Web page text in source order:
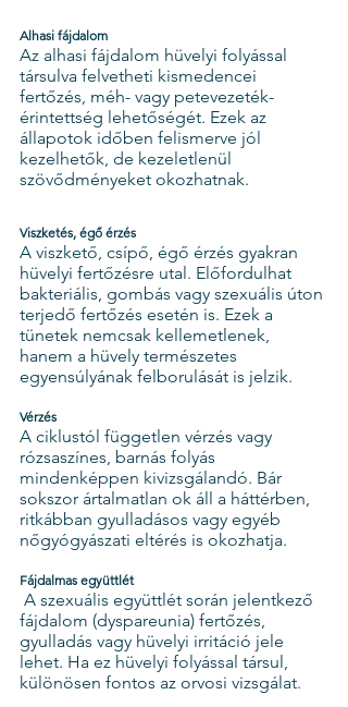
Alhasi fájdalom
Az alhasi fájdalom hüvelyi folyással
társulva felvetheti kismedencei
fertőzés, méh- vagy petevezeték-
érintettség lehetőségét. Ezek az
állapotok időben felismerve jól
kezelhetők, de kezeletlenül
szövődményeket okozhatnak.
Viszketés, égő érzés
A viszkető, csípő, égő érzés gyakran
hüvelyi fertőzésre utal. Előfordulhat
bakteriális, gombás vagy szexuális úton
terjedő fertőzés esetén is. Ezek a
tünetek nemcsak kellemetlenek,
hanem a hüvely természetes
egyensúlyának felborulását is jelzik.
Vérzés
A ciklustól független vérzés vagy
rózsaszínes, barnás folyás
mindenképpen kivizsgálandó. Bár
sokszor ártalmatlan ok áll a háttérben,
ritkábban gyulladásos vagy egyéb
nőgyógyászati eltérés is okozhatja.
Fájdalmas együttlét
A szexuális együttlét során jelentkező
fájdalom (dyspareunia) fertőzés,
gyulladás vagy hüvelyi irritáció jele
lehet. Ha ez hüvelyi folyással társul,
különösen fontos az orvosi vizsgálat.